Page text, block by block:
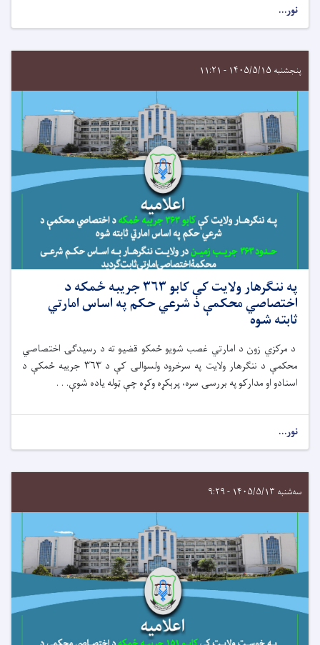
نور...
پنجشنبه ۱۴۰۵/۵/۱۵ - ۱۱:۲۱
په ننګرهار ولایت کې کابو ۳۶۳ جریبه ځمکه د
اختصاصي محکمې د شرعي حکم په اساس امارتي
ثابته شوه
د مرکزي زون د امارتي غصب شویو ځمکو قضیو ته د رسیدګۍ اختصاصي
محکمې د ننګرهار ولایت په سرخرود ولسوالۍ کې د ۳۶۳ جریبه ځمکې د
اسنادو او مدارکو په بررسۍ سره، پرېکړه وکړه چې ټوله یاده شوې. . .
نور...
سه‌شنبه ۱۴۰۵/۵/۱۳ - ۹:۲۹